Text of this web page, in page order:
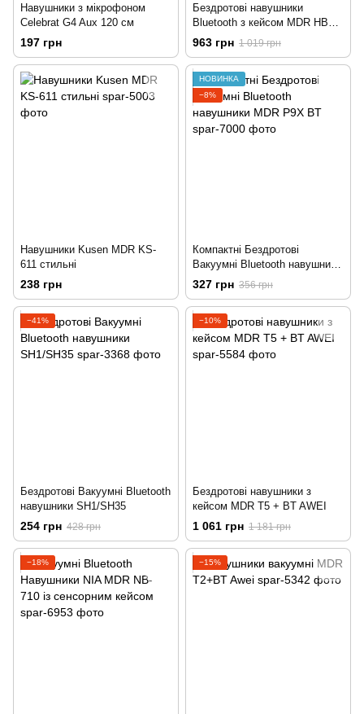
Навушники з мікрофоном
Celebrat G4 Aux 120 см
197 грн
Бездротові навушники
Bluetooth з кейсом MDR HBQ
SE6 TWS BT Black
963 грн 1 019 грн
Навушники Kusen MDR KS-
611 стильні
238 грн
НОВИНКА
−8%
Компактні Бездротові
Вакуумні Bluetooth навушники
MDR P9X BT
327 грн 356 грн
−41%
Бездротові Вакуумні Bluetooth
навушники SH1/SH35
254 грн 428 грн
−10%
Бездротові навушники з
кейсом MDR T5 + BT AWEI
1 061 грн 1 181 грн
−18% −15%